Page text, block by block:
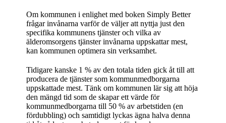
Om kommunen i enlighet med boken Simply Better
frågar invånarna varför de väljer att nyttja just den
specifika kommunens tjänster och vilka av
älderomsorgens tjänster invånarna uppskattar mest,
kan kommunen optimera sin verksamhet.
Tidigare kanske 1 % av den totala tiden gick åt till att
producera de tjänster som kommunmedborgarna
uppskattade mest. Tänk om kommunen lär sig att höja
den mängd tid som de skapar ett värde för
kommunmedborgarna till 50 % av arbetstiden (en
fördubbling) och samtidigt lyckas ägna halva denna